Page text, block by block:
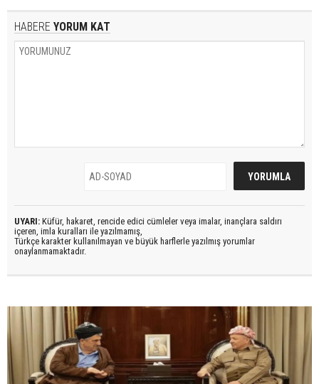
HABERE YORUM KAT
UYARI: Küfür, hakaret, rencide edici cümleler veya imalar, inançlara saldırı
içeren, imla kuralları ile yazılmamış,
Türkçe karakter kullanılmayan ve büyük harflerle yazılmış yorumlar
onaylanmamaktadır.